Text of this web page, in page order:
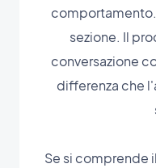
sezione. Il
conversazione
differenza che
Se si comprende